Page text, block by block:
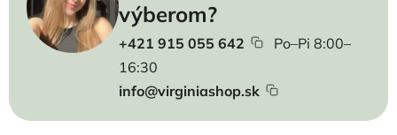
výberom?
+421 915 055 642
Po–Pi 8:00–
16:30
info@virginiashop.sk